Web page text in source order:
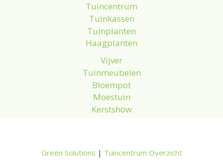
Tuincentrum
Tuinkassen
Tuinplanten
Haagplanten
Vijver
Tuinmeubelen
Bloempot
Moestuin
Kerstshow
Green Solutions | Tuincentrum Overzicht